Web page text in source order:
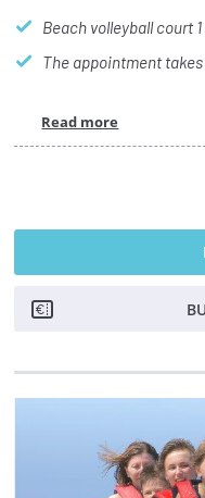
Beach volleyball court
The appointment
Read more